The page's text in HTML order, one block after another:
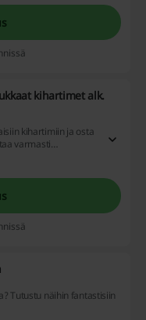
kihartimet alk.
kihartimiin ja osta
varmasti
Tutustu näihin fantastisiin